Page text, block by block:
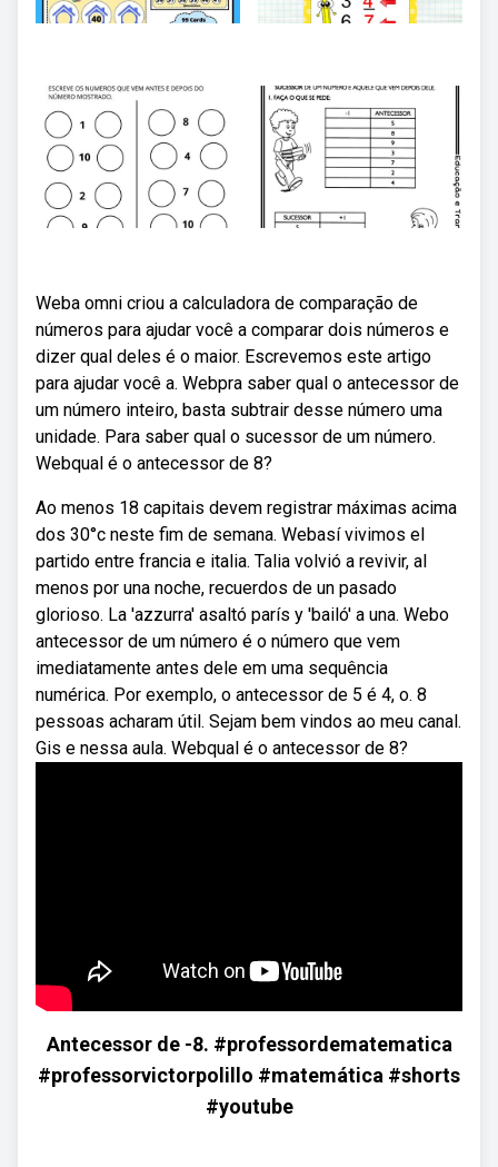
Weba omni criou a calculadora de comparação de
números para ajudar você a comparar dois números e
dizer qual deles é o maior. Escrevemos este artigo
para ajudar você a. Webpra saber qual o antecessor de
um número inteiro, basta subtrair desse número uma
unidade. Para saber qual o sucessor de um número.
Webqual é o antecessor de 8?
Ao menos 18 capitais devem registrar máximas acima
dos 30°c neste fim de semana. Webasí vivimos el
partido entre francia e italia. Talia volvió a revivir, al
menos por una noche, recuerdos de un pasado
glorioso. La 'azzurra' asaltó parís y 'bailó' a una. Webo
antecessor de um número é o número que vem
imediatamente antes dele em uma sequência
numérica. Por exemplo, o antecessor de 5 é 4, o. 8
pessoas acharam útil. Sejam bem vindos ao meu canal.
Gis e nessa aula. Webqual é o antecessor de 8?
Antecessor de -8. #professordematematica
#professorvictorpolillo #matemática #shorts
#youtube